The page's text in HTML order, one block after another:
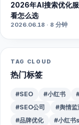
2026年AI搜索优化
看怎么选
2026.06.18 · 8 分钟
TAG CLOUD
热门标签
#SEO #小红书
#SEO公司
#舆情监
#品牌优化
#小红书